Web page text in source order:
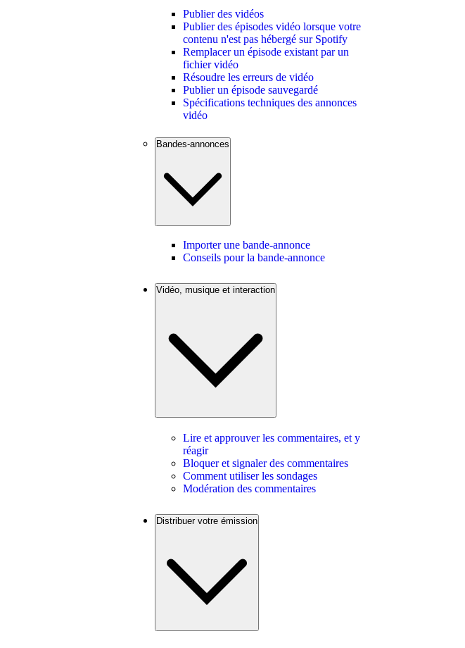
Publier des vidéos
Publier des épisodes vidéo lorsque votre
contenu n'est pas hébergé sur Spotify
Remplacer un épisode existant par un
fichier vidéo
Résoudre les erreurs de vidéo
Publier un épisode sauvegardé
Spécifications techniques des annonces
vidéo
Bandes-annonces
Importer une bande-annonce
Conseils pour la bande-annonce
Vidéo, musique et interaction
Lire et approuver les commentaires, et y
réagir
Bloquer et signaler des commentaires
Comment utiliser les sondages
Modération des commentaires
Distribuer votre émission